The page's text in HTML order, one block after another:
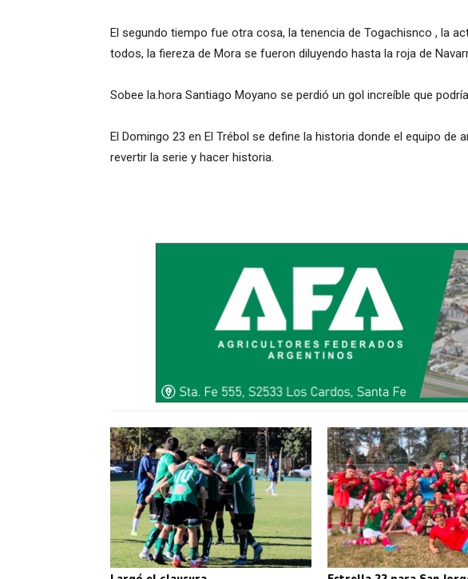
El segundo tiempo fue otra cosa, la tenencia de Togachisnco , la
todos, la fiereza de Mora se fueron diluyendo hasta la roja de
Sobee la.hora Santiago Moyano se perdió un gol increíble que
El Domingo 23 en El Trébol se define la historia donde el equipo de
revertir la serie y hacer historia.